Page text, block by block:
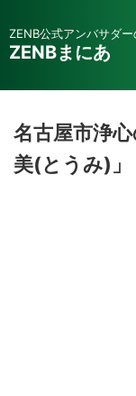
ZENB公式アンバサダー
ZENBまにあ
名古屋市浄
美(とうみ)」